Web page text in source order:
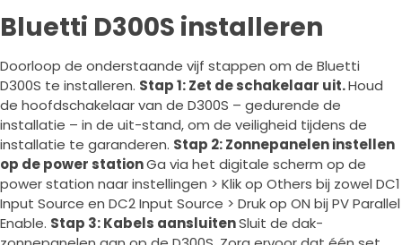
Bluetti D300S installeren
Doorloop de onderstaande vijf stappen om de Bluetti
D300S te installeren. Stap 1: Zet de schakelaar uit.Houd
de hoofdschakelaar van de D300S – gedurende de
installatie – in de uit-stand, om de veiligheid tijdens de
installatie te garanderen. Stap 2: Zonnepanelen instellen
op de power stationGa via het digitale scherm op de
power station naar instellingen > Klik op Others bij zowel DC1
Input Source en DC2 Input Source > Druk op ON bij PV Parallel
Enable. Stap 3: Kabels aansluitenSluit de dak-